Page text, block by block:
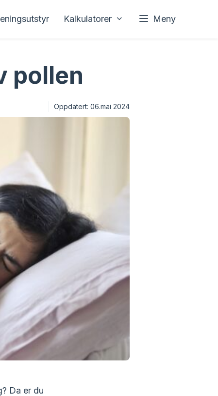
Kalkulatorer Meny
pollen
Oppdatert: 06.mai 2024
Da er du